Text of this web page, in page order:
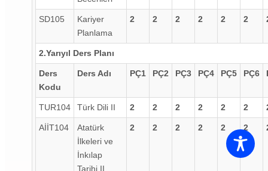
SD105
Kariyer
Planlama
2 2 2 2 2 2
2.Yarıyıl Ders Planı
Ders
Kodu
Ders Adı PÇ1 PÇ2 PÇ3 PÇ4 PÇ5 PÇ6
TUR104 Türk Dili II 2 2 2 2 2 2
AİİT104
Atatürk
İlkeleri ve
İnkılap
Tarihi II
2 2 2 2 2 2